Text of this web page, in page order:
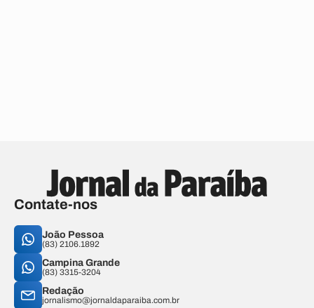
Contate-nos
João Pessoa
(83) 2106.1892
Campina Grande
(83) 3315-3204
Redação
jornalismo@jornaldaparaiba.com.br